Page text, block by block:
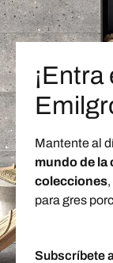
Mantente al
mundo de la
colecciones,
para gres
Subscríbete